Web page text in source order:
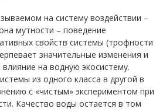
на систему воздействии –
мутности – поведение
свойств системы (трофности
значительные изменения и
на водную экосистему.
из одного класса в другой в
с «чистым» экспериментом при
Качество воды остается в том